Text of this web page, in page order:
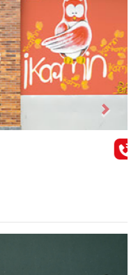
Next